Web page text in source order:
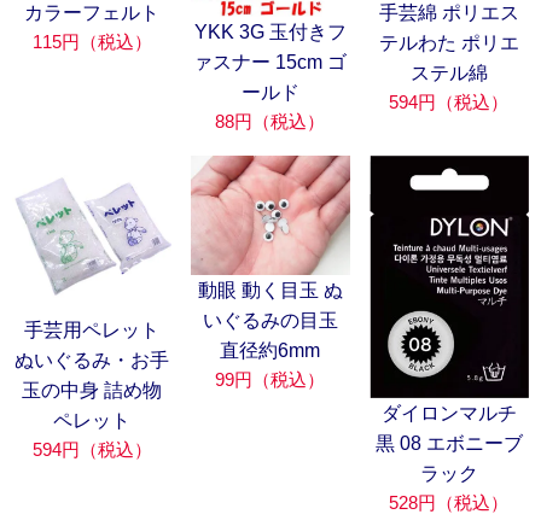
カラーフェルト
115円（税込）
YKK 3G 玉付きフ
ァスナー 15cm ゴ
ールド
88円（税込）
手芸綿 ポリエス
テルわた ポリエ
ステル綿
594円（税込）
手芸用ペレット
ぬいぐるみ・お手
玉の中身 詰め物
ペレット
594円（税込）
動眼 動く目玉 ぬ
いぐるみの目玉
直径約6mm
99円（税込）
ダイロンマルチ
黒 08 エボニーブ
ラック
528円（税込）